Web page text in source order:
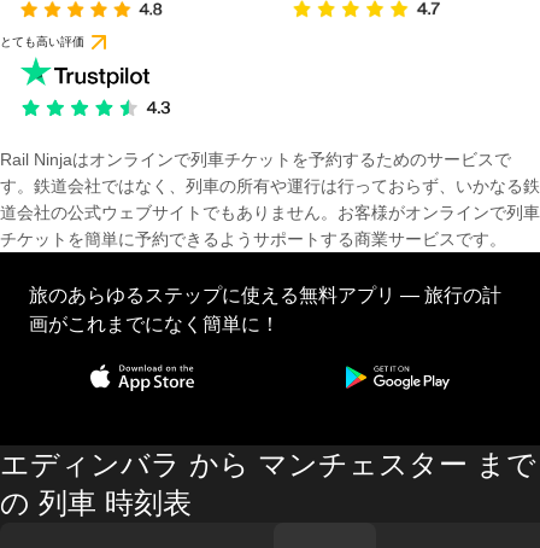
とても高い評価
Rail Ninjaはオンラインで列車チケットを予約するためのサービスで
す。鉄道会社ではなく、列車の所有や運行は行っておらず、いかなる鉄
道会社の公式ウェブサイトでもありません。お客様がオンラインで列車
チケットを簡単に予約できるようサポートする商業サービスです。
旅のあらゆるステップに使える無料アプリ — 旅行の計
画がこれまでになく簡単に！
エディンバラ から マンチェスター まで
の 列車 時刻表